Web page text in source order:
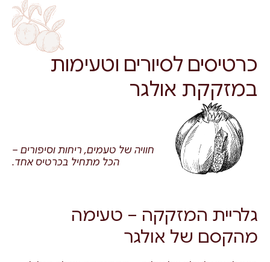
כרטיסים לסיורים וטעימות
במזקקת אולגר
חוויה של טעמים, ריחות וסיפורים –
הכל מתחיל בכרטיס אחד.
גלריית המזקקה – טעימה
מהקסם של אולגר